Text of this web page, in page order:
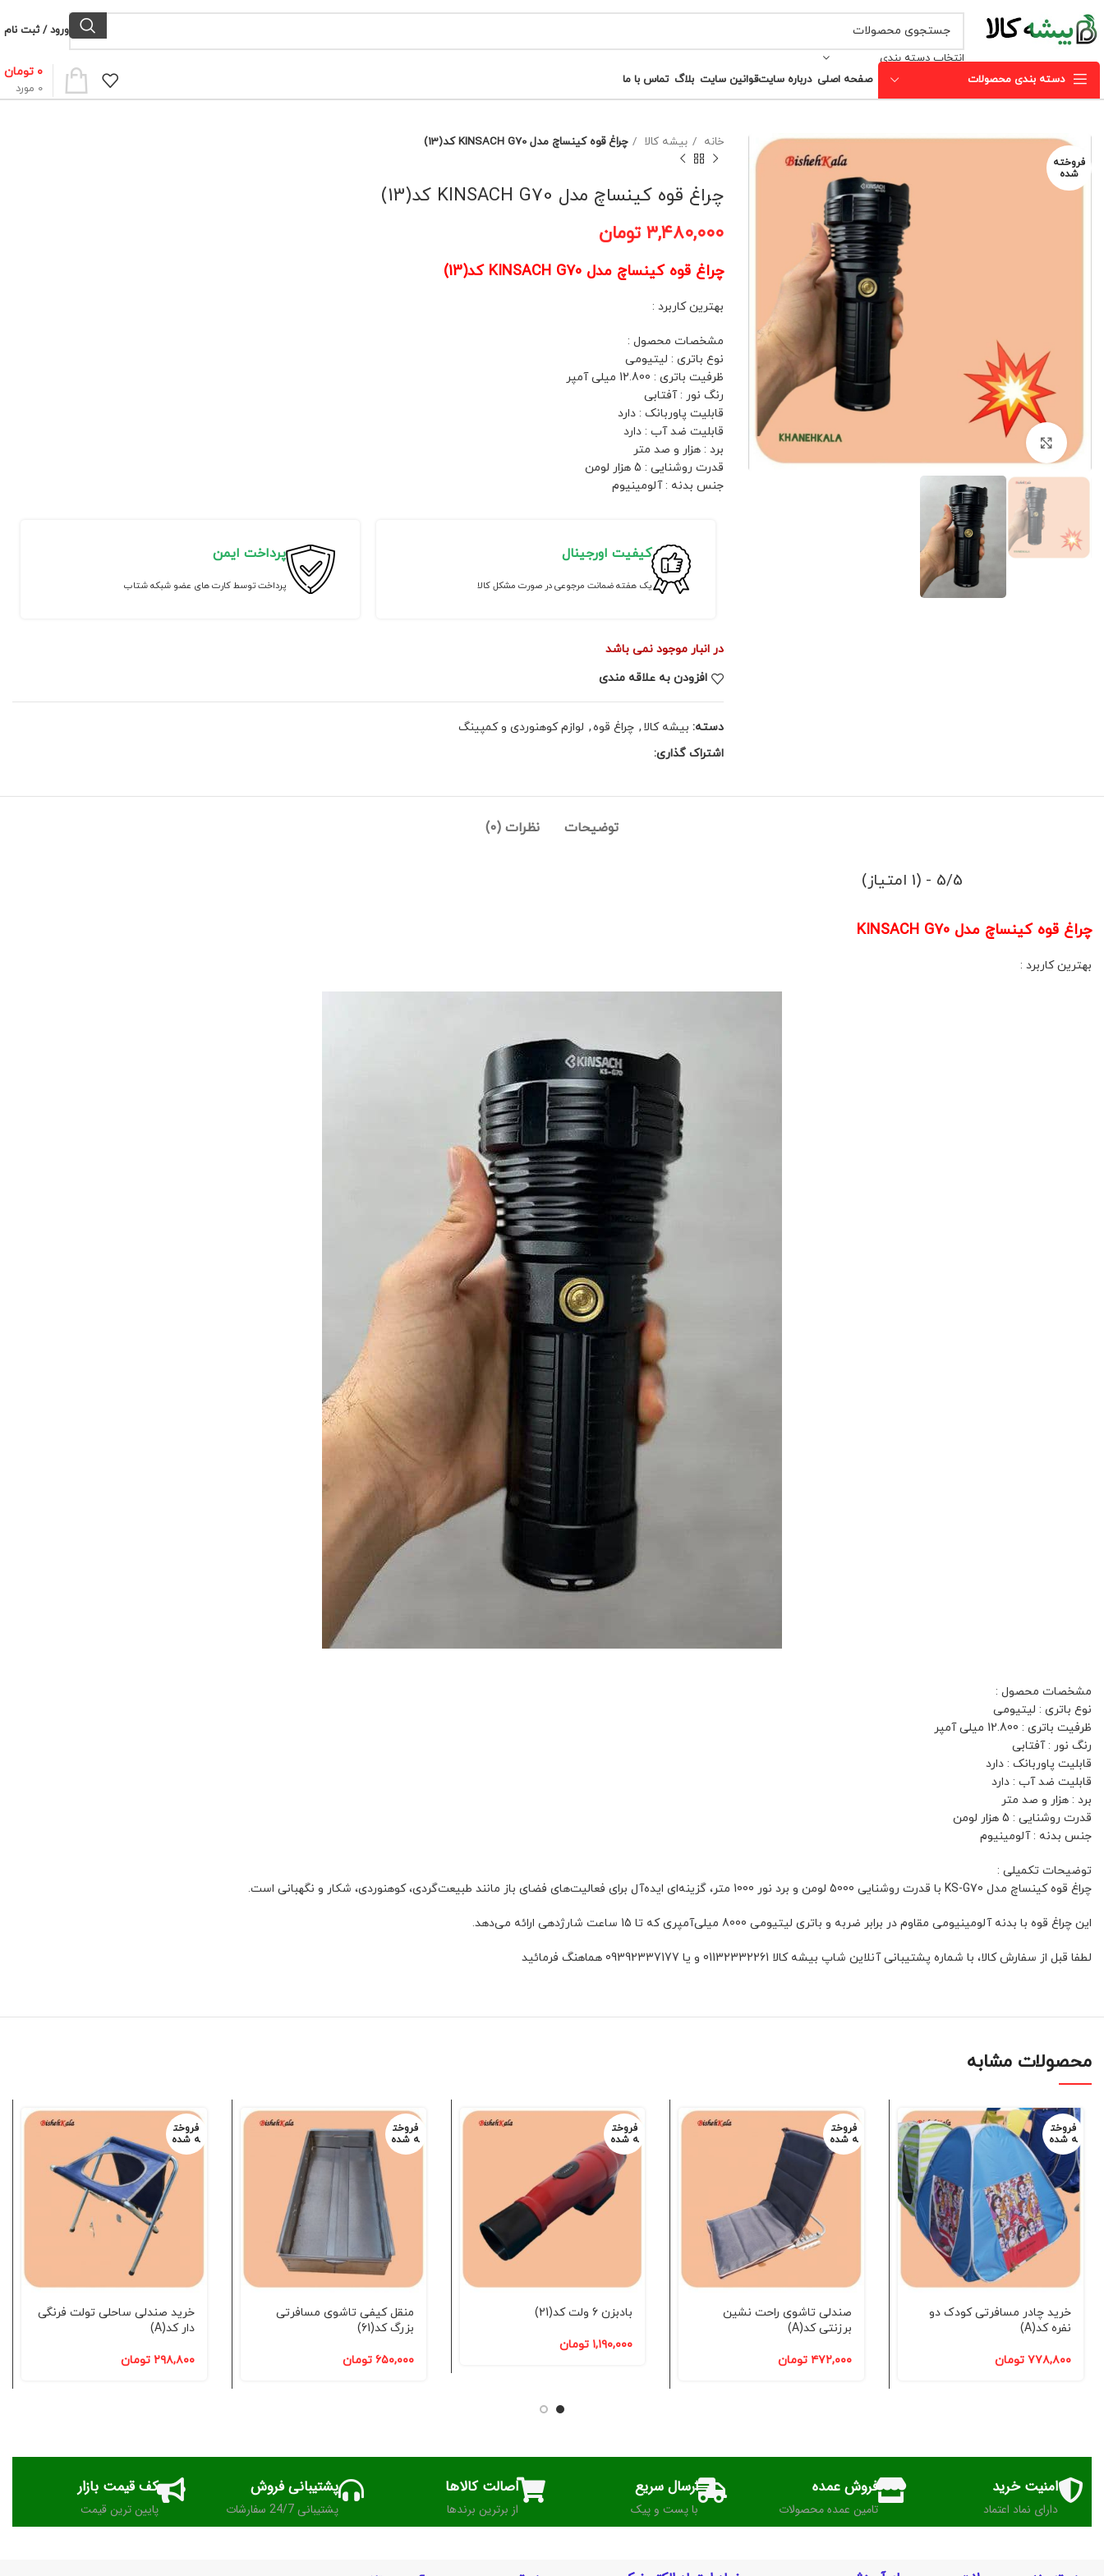
انتخاب دسته بندی
ورود / ثبت نام
دسته بندی محصولات صفحه اصلی درباره سایتقوانین سایت بلاگ تماس با ما
0 مورد
۰ تومان
فروخته
شده
برای بزرگنمایی کلیک کنید
خانه بیشه کالا چراغ قوه کینساچ مدل KINSACH G70 کد(13)
چراغ قوه کینساچ مدل KINSACH G70 کد(13)
۳,۴۸۰,۰۰۰ تومان
چراغ قوه کینساچ مدل KINSACH G70 کد(13)
بهترین کاربرد :
مشخصات محصول :
نوع باتری : لیتیومی
ظرفیت باتری : 12.800 میلی آمپر
رنگ نور : آفتابی
قابلیت پاوربانک : دارد
قابلیت ضد آب : دارد
برد : هزار و صد متر
قدرت روشنایی : 5 هزار لومن
جنس بدنه : آلومینیوم
کیفیت اورجینال
یک هفته ضمانت مرجوعی در صورت مشکل کالا
پرداخت ایمن
پرداخت توسط کارت های عضو شبکه شتاب
در انبار موجود نمی باشد
افزودن به علاقه مندی
دسته: بیشه کالا , چراغ قوه, لوازم کوهنوردی و کمپینگ
اشتراک گذاری:
توضیحات نظرات (0)
5/5 - (1 امتیاز)
چراغ قوه کینساچ مدل KINSACH G70
بهترین کاربرد :
مشخصات محصول :
نوع باتری : لیتیومی
ظرفیت باتری : 12.800 میلی آمپر
رنگ نور : آفتابی
قابلیت پاوربانک : دارد
قابلیت ضد آب : دارد
برد : هزار و صد متر
قدرت روشنایی : 5 هزار لومن
جنس بدنه : آلومینیوم
توضیحات تکمیلی :
چراغ قوه کینساچ مدل KS-G70 با قدرت روشنایی 5000 لومن و برد نور 1000 متر، گزینه‌ای ایده‌آل برای فعالیت‌های فضای باز مانند طبیعت‌گردی، کوهنوردی، شکار و نگهبانی است.
این چراغ قوه با بدنه آلومینیومی مقاوم در برابر ضربه و باتری لیتیومی 8000 میلی‌آمپری که تا 15 ساعت شارژدهی ارائه می‌دهد.
لطفا قبل از سفارش کالا، با شماره پشتیبانی آنلاین شاپ بیشه کالا 01132332261 و یا 09392337177 هماهنگ فرمائید
محصولات مشابه
فروخت
ه شده
خرید چادر مسافرتی کودک دو
نفره کد(A)
۷۷۸,۸۰۰ تومان
فروخت
ه شده
صندلی تاشوی راحت نشین
برزنتی کد(A)
۴۷۲,۰۰۰ تومان
فروخت
ه شده
بادبزن 6 ولت کد(21)
۱,۱۹۰,۰۰۰ تومان
فروخت
ه شده
منقل کیفی تاشوی مسافرتی
بزرگ کد(61)
۶۵۰,۰۰۰ تومان
فروخت
ه شده
خرید صندلی ساحلی تولت فرنگی
دار کد(A)
۲۹۸,۸۰۰ تومان
امنیت خرید
دارای نماد اعتماد
فروش عمده
تامین عمده محصولات
ارسال سریع
با پست و پیک
اصالت کالاها
از برترین برندها
پشتیبانی فروش
پشتیبانی 24/7 سفارشات
کف قیمت بازار
پایین ترین قیمت